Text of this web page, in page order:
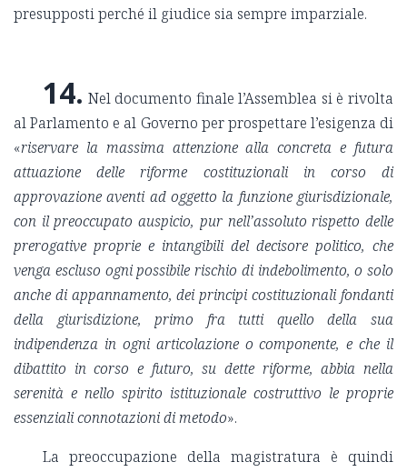
presupposti perché il giudice sia sempre imparziale.
14. Nel documento finale l’Assemblea si è rivolta
al Parlamento e al Governo per prospettare l’esigenza di
«riservare la massima attenzione alla concreta e futura
attuazione delle riforme costituzionali in corso di
approvazione aventi ad oggetto la funzione giurisdizionale,
con il preoccupato auspicio, pur nell’assoluto rispetto delle
prerogative proprie e intangibili del decisore politico, che
venga escluso ogni possibile rischio di indebolimento, o solo
anche di appannamento, dei principi costituzionali fondanti
della giurisdizione, primo fra tutti quello della sua
indipendenza in ogni articolazione o componente, e che il
dibattito in corso e futuro, su dette riforme, abbia nella
serenità e nello spirito istituzionale costruttivo le proprie
essenziali connotazioni di metodo».
La preoccupazione della magistratura è quindi